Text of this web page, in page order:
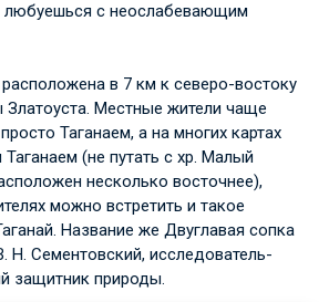
любуешься с неослабевающим
в 7 км к северо-востоку
Златоуста. Местные жители чаще
Таганаем, а на многих картах
(не путать с хр. Малый
несколько восточнее),
можно встретить и такое
Название же Двуглавая сопка
Н. Сементовский, исследователь-
защитник природы.